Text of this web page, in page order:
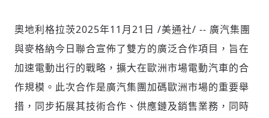
社會
奧地利格拉茨2025年11月21日 /美通社/ -- 廣汽集團
與麥格納今日聯合宣佈了雙方的廣泛合作項目，旨在
加速電動出行的戰略，擴大在歐洲市場電動汽車的合
作規模。此次合作是廣汽集團加碼歐洲市場的重要舉
措，同步拓展其技術合作、供應鏈及銷售業務，同時